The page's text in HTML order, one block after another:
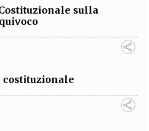
sulla